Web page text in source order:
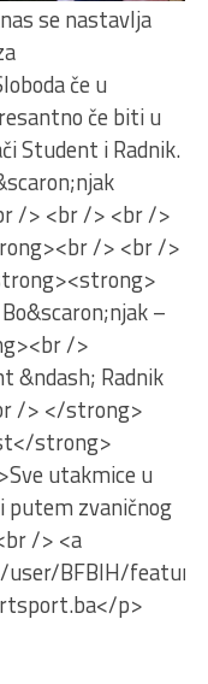
se nastavlja
če u
če biti u
Student i Radnik.
/> <br /> <br />
/> <br />
–
/>
&ndash; Radnik
/> </strong>
strong>
utakmice u
zvaničnog
/> <a
BFBIH/
p>